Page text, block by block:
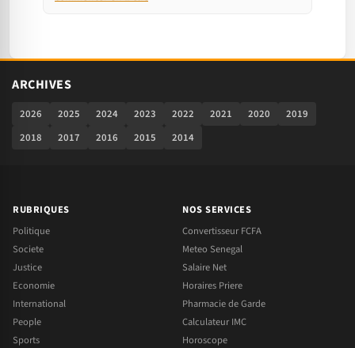
ARCHIVES
2026 2025 2024 2023 2022 2021 2020
2019
2018
2017 2016 2015 2014
RUBRIQUES
Politique
Societe
Justice
Economie
International
People
Sports
NOS SERVICES
Convertisseur FCFA
Meteo Senegal
Salaire Net
Horaires Priere
Pharmacie de Garde
Calculateur IMC
Horoscope